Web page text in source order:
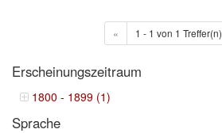
« 1 - 1 von 1 Treffer(n)
Erscheinungszeitraum
1800 - 1899 (1)
Sprache